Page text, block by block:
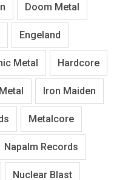
Doom Metal
Engeland
Metal Hardcore
Iron Maiden
Metalcore
Napalm Records
Nuclear Blast